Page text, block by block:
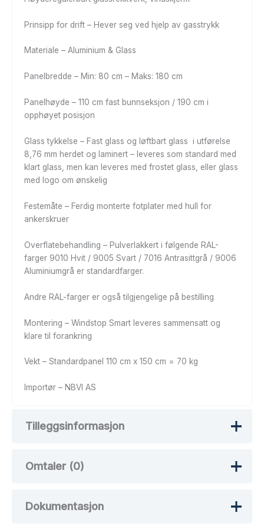
Prinsipp for drift – Hever seg ved hjelp av gasstrykk
Materiale – Aluminium & Glass
Panelbredde – Min: 80 cm – Maks: 180 cm
Panelhøyde – 110 cm fast bunnseksjon / 190 cm i
opphøyet posisjon
Glass tykkelse – Fast glass og løftbart glass i utførelse
8,76 mm herdet og laminert – leveres som standard med
klart glass, men kan leveres med frostet glass, eller glass
med logo om ønskelig
Festemåte – Ferdig monterte fotplater med hull for
ankerskruer
Overflatebehandling – Pulverlakkert i følgende RAL-
farger 9010 Hvit / 9005 Svart / 7016 Antrasittgrå / 9006
Aluminiumgrå er standardfarger.
Andre RAL-farger er også tilgjengelige på bestilling
Montering – Windstop Smart leveres sammensatt og
klare til forankring
Vekt – Standardpanel 110 cm x 150 cm = 70 kg
Importør – NBVI AS
Tilleggsinformasjon
Vekt
Omtaler (0)
Det er ingen omtaler ennå.
Dokumentasjon